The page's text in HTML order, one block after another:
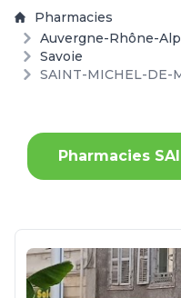
Pharmacies
Auvergne-Rhône-
Savoie
SAINT-MICHEL-DE-
Pharmacies